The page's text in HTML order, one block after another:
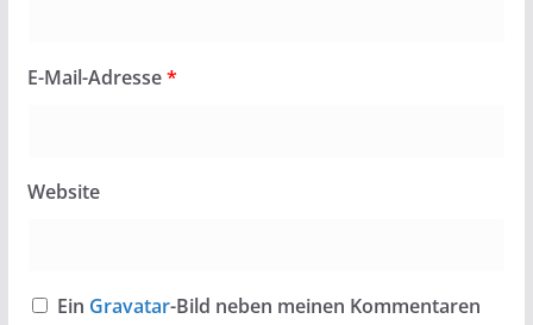
E-Mail-Adresse*
Website
Ein Gravatar-Bild neben meinen Kommentaren